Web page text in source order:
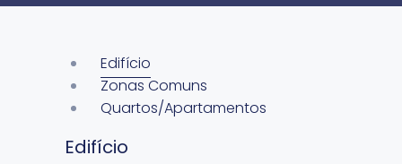
Edifício
Zonas Comuns
Quartos/Apartamentos
Edifício